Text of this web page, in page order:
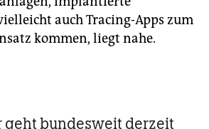
auch Tracing-Apps zum
kommen, liegt nahe.
geht bundesweit derzeit